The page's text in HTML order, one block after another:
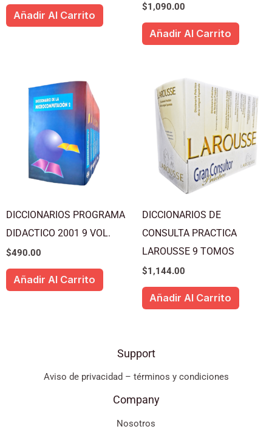
Añadir Al Carrito
$1,090.00
Añadir Al Carrito
DICCIONARIOS PROGRAMA
DIDACTICO 2001 9 VOL.
$490.00
Añadir Al Carrito
DICCIONARIOS DE
CONSULTA PRACTICA
LAROUSSE 9 TOMOS
$1,144.00
Añadir Al Carrito
Support
Aviso de privacidad – términos y condiciones
Company
Nosotros